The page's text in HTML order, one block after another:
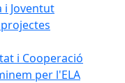
i Joventut
i Cooperació
per l'ELA